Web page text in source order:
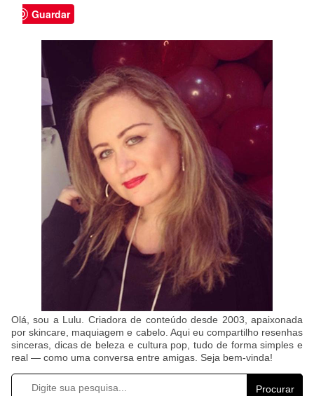
Guardar
Olá, sou a Lulu. Criadora de conteúdo desde 2003, apaixonada
por skincare, maquiagem e cabelo. Aqui eu compartilho resenhas
sinceras, dicas de beleza e cultura pop, tudo de forma simples e
real — como uma conversa entre amigas. Seja bem-vinda!
Procurar